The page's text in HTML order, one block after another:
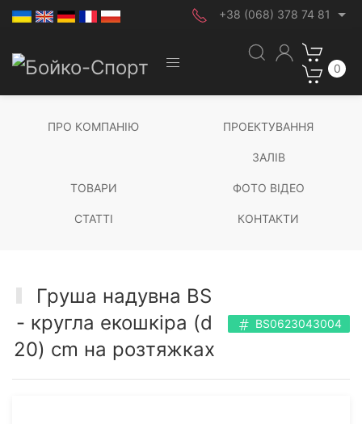
+38 (068) 378 74 81
0
ПРО КОМПАНІЮ ПРОЕКТУВАННЯ
ЗАЛІВ
ТОВАРИ ФОТО ВІДЕО
СТАТТІ КОНТАКТИ
Груша надувна BS
- кругла екошкіра (d
20) cm на розтяжках
BS0623043004